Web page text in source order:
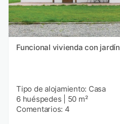
Funcional vivienda con jardín
Tipo de alojamiento: Casa
6 huéspedes
50 m²
Comentarios: 4